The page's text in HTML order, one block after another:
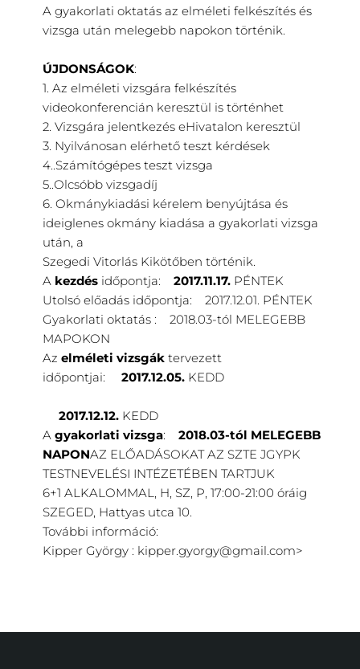
A gyakorlati oktatás az elméleti felkészítés és
vizsga után melegebb napokon történik.
ÚJDONSÁGOK:
1. Az elméleti vizsgára felkészítés
videokonferencián keresztül is történhet
2. Vizsgára jelentkezés eHivatalon keresztül
3. Nyilvánosan elérhető teszt kérdések
4..Számítógépes teszt vizsga
5..Olcsóbb vizsgadíj
6. Okmánykiadási kérelem benyújtása és
ideiglenes okmány kiadása a gyakorlati vizsga
után, a
Szegedi Vitorlás Kikötőben történik.
A kezdés időpontja: 2017.11.17.PÉNTEK
Utolsó előadás időpontja: 2017.12.01. PÉNTEK
Gyakorlati oktatás : 2018.03-tól MELEGEBB
MAPOKON
Az elméleti vizsgák tervezett
időpontjai: 2017.12.05.KEDD
2017.12.12.KEDD
A gyakorlati vizsga: 2018.03-tól MELEGEBB
NAPONAZ ELŐADÁSOKAT AZ SZTE JGYPK
TESTNEVELÉSI INTÉZETÉBEN TARTJUK
6+1 ALKALOMMAL, H, SZ, P, 17:00-21:00 óráig
SZEGED, Hattyas utca 10.
További információ:
Kipper György : kipper.gyorgy@gmail.com>